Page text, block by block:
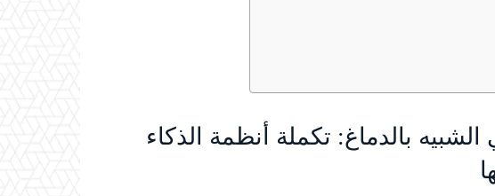
بالدماغ: تكملة أنظمة الذكاء